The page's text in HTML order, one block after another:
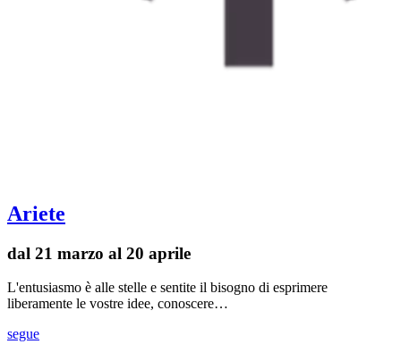
Ariete
dal 21 marzo al 20 aprile
L'entusiasmo è alle stelle e sentite il bisogno di esprimere
liberamente le vostre idee, conoscere…
segue